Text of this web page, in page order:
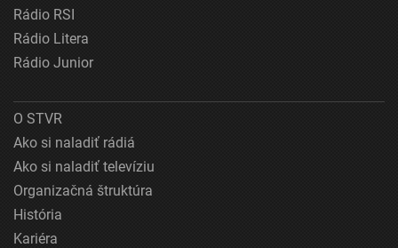
Rádio RSI
Rádio Litera
Rádio Junior
O STVR
Ako si naladiť rádiá
Ako si naladiť televíziu
Organizačná štruktúra
História
Kariéra